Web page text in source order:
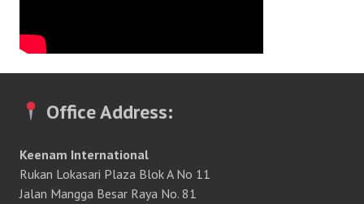
Office Address:
Keenam International
Rukan Lokasari Plaza Blok A No 11
Jalan Mangga Besar Raya No. 81